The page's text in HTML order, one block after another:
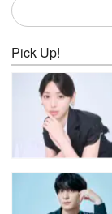
Pick Up!